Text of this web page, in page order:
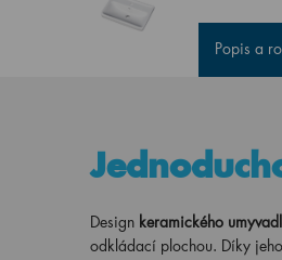
Popis a
Design keramického
odkládací plochou. Díky